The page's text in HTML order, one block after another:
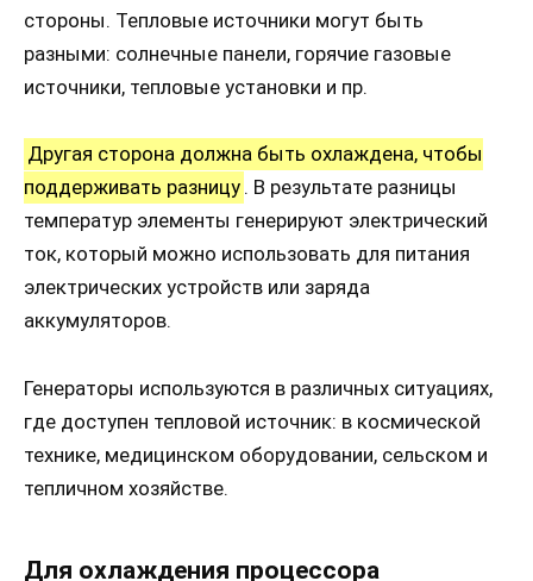
стороны. Тепловые источники могут быть
разными: солнечные панели, горячие газовые
источники, тепловые установки и пр.
Другая сторона должна быть охлаждена, чтобы
поддерживать разницу . В результате разницы
температур элементы генерируют электрический
ток, который можно использовать для питания
электрических устройств или заряда
аккумуляторов.
Генераторы используются в различных ситуациях,
где доступен тепловой источник: в космической
технике, медицинском оборудовании, сельском и
тепличном хозяйстве.
Для охлаждения процессора